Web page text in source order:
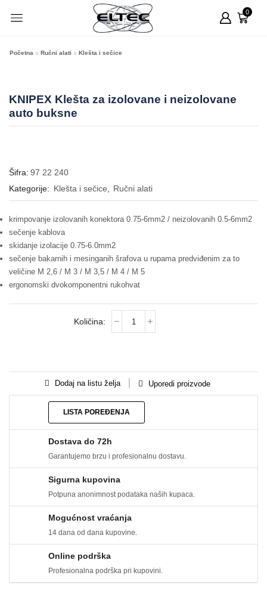
0
Početna Ručni alati Klešta i sečice
KNIPEX Klešta za izolovane i neizolovane
auto buksne
Šifra: 97 22 240
Kategorije: Klešta i sečice Ručni alati
krimpovanje izolovanih konektora 0.75-6mm2 / neizolovanih 0.5-6mm2
sečenje kablova
skidanje izolacije 0.75-6.0mm2
sečenje bakarnih i mesinganih šrafova u rupama predviđenim za to
veličine M 2,6 / M 3 / M 3,5 / M 4 / M 5
ergonomski dvokomponentni rukohvat
Dodaj na listu želja Uporedi proizvode
LISTA POREĐENJA
Dostava do 72h
Garantujemo brzu i profesionalnu dostavu.
Sigurna kupovina
Potpuna anonimnost podataka naših kupaca.
Mogućnost vraćanja
14 dana od dana kupovine.
Online podrška
Profesionalna podrška pri kupovini.